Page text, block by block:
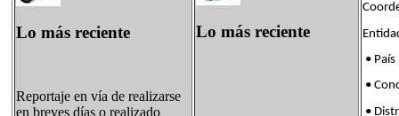
Lo más reciente
Reportaje en vía de realizarse
en breves días o realizado
Lo más reciente
•
•
•